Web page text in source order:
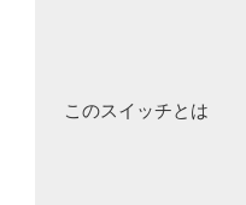
このスイッチとは